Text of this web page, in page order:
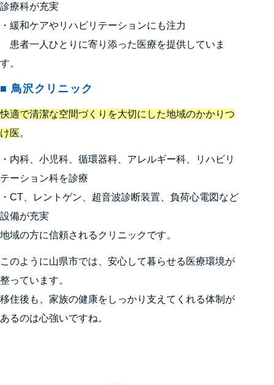
診療科が充実
・緩和ケアやリハビリテーションにも注力
患者一人ひとりに寄り添った医療を提供していま
す。
■ 鳥沢クリニック
快適で清潔な空間づくりを大切にした地域のかかりつ
け医。
・内科、小児科、循環器科、アレルギー科、リハビリ
テーション科を診療
・CT、レントゲン、超音波診断装置、負荷心電図など
設備が充実
地域の方に信頼されるクリニックです。
このように山県市では、安心して暮らせる医療環境が
整っています。
移住後も、家族の健康をしっかり支えてくれる体制が
あるのは心強いですね。